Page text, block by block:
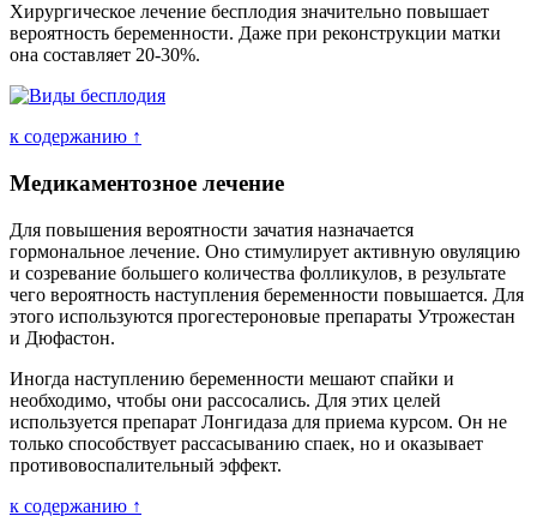
Хирургическое лечение бесплодия значительно повышает
вероятность беременности. Даже при реконструкции матки
она составляет 20-30%.
к содержанию ↑
Медикаментозное лечение
Для повышения вероятности зачатия назначается
гормональное лечение. Оно стимулирует активную овуляцию
и созревание большего количества фолликулов, в результате
чего вероятность наступления беременности повышается. Для
этого используются прогестероновые препараты Утрожестан
и Дюфастон.
Иногда наступлению беременности мешают спайки и
необходимо, чтобы они рассосались. Для этих целей
используется препарат Лонгидаза для приема курсом. Он не
только способствует рассасыванию спаек, но и оказывает
противовоспалительный эффект.
к содержанию ↑